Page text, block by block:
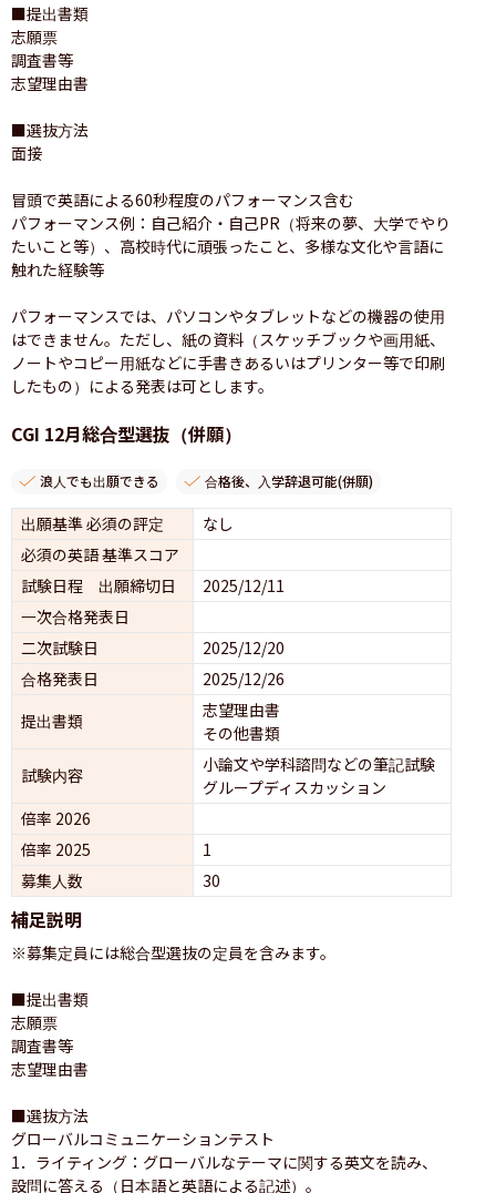
■提出書類
志願票
調査書等
志望理由書
■選抜方法
面接
冒頭で英語による60秒程度のパフォーマンス含む
パフォーマンス例：自己紹介・自己PR（将来の夢、大学でやり
たいこと等）、高校時代に頑張ったこと、多様な文化や言語に
触れた経験等
パフォーマンスでは、パソコンやタブレットなどの機器の使用
はできません。ただし、紙の資料（スケッチブックや画用紙、
ノートやコピー用紙などに手書きあるいはプリンター等で印刷
したもの）による発表は可とします。
CGI 12月総合型選抜（併願）
浪人でも出願できる 合格後、入学辞退可能(併願)
出願基準 必須の評定
なし
必須の英語 基準スコア
試験日程 出願締切日
2025/12/11
一次合格発表日
二次試験日
2025/12/20
合格発表日
2025/12/26
提出書類
志望理由書
その他書類
試験内容
小論文や学科諮問などの筆記試験
グループディスカッション
倍率 2026
倍率 2025
1
募集人数
30
補足説明
※募集定員には総合型選抜の定員を含みます。
■提出書類
志願票
調査書等
志望理由書
■選抜方法
グローバルコミュニケーションテスト
1．ライティング：グローバルなテーマに関する英文を読み、
設問に答える（日本語と英語による記述）。